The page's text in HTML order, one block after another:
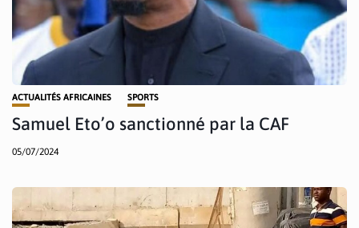
ACTUALITÉS AFRICAINES SPORTS
Samuel Eto’o sanctionné par la CAF
05/07/2024